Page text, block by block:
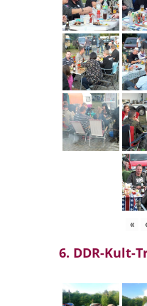
« ‹
6. DDR-Kult-